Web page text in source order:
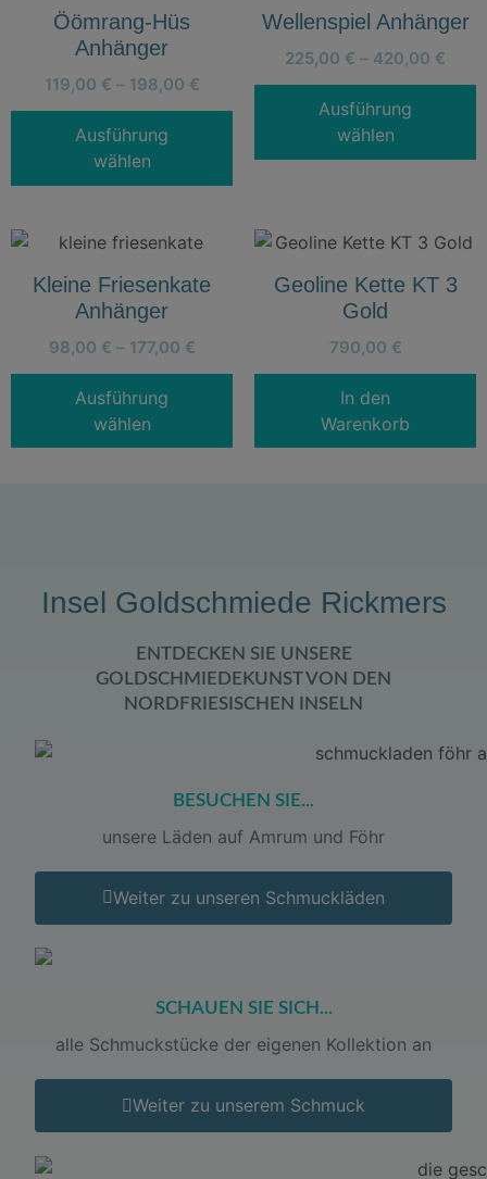
Öömrang-Hüs
Anhänger
119,00 € – 198,00 €
Ausführung
wählen
Wellenspiel Anhänger
225,00 € – 420,00 €
Ausführung
wählen
Kleine Friesenkate
Anhänger
98,00 € – 177,00 €
Ausführung
wählen
Geoline Kette KT 3
Gold
790,00 €
In den
Warenkorb
Insel Goldschmiede Rickmers
ENTDECKEN SIE UNSERE
GOLDSCHMIEDEKUNST VON DEN
NORDFRIESISCHEN INSELN
BESUCHEN SIE...
unsere Läden auf Amrum und Föhr
Weiter zu unseren Schmuckläden
SCHAUEN SIE SICH...
alle Schmuckstücke der eigenen Kollektion an
Weiter zu unserem Schmuck